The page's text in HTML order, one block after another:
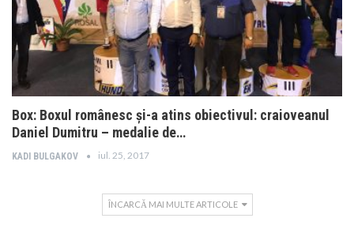
Box: Boxul românesc și-a atins obiectivul: craioveanul
Daniel Dumitru – medalie de…
KADI BULGAKOV iul. 25, 2017
ÎNCARCĂ MAI MULTE ARTICOLE